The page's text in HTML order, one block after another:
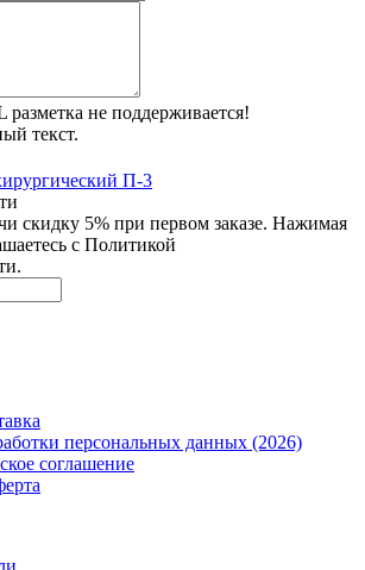
разметка не поддерживается!
текст.
П-3
скидку 5% при первом заказе. Нажимая
с Политикой
персональных данных (2026)
соглашение